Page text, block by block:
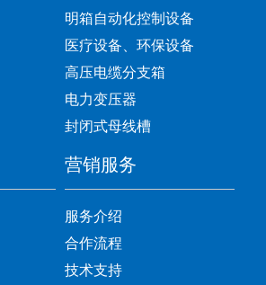
明箱自动化控制设备
医疗设备、环保设备
高压电缆分支箱
电力变压器
封闭式母线槽
营销服务
服务介绍
合作流程
技术支持